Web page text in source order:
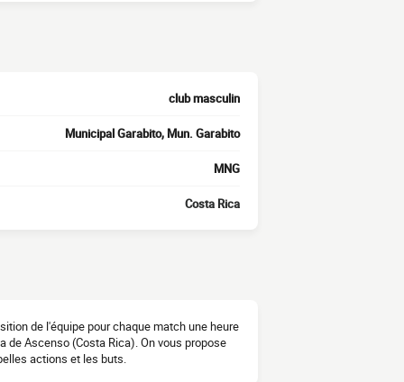
club masculin
Municipal Garabito, Mun. Garabito
MNG
Costa Rica
de l'équipe pour chaque match une heure
de Ascenso (Costa Rica). On vous propose
actions et les buts.